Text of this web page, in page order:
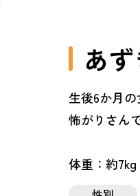
あず
生後6か月の
怖がりさん
体重：約7kg